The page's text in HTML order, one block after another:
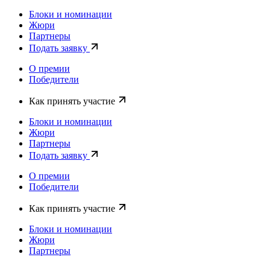
Блоки и номинации
Жюри
Партнеры
Подать заявку
О премии
Победители
Как принять участие
Блоки и номинации
Жюри
Партнеры
Подать заявку
О премии
Победители
Как принять участие
Блоки и номинации
Жюри
Партнеры